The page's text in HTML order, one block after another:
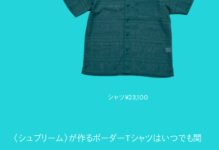
シャツ¥23,100
〈シュプリーム〉が作るボーダーTシャツはいつでも間